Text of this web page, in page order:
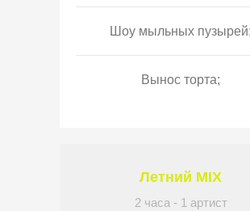
Шоу мыльных пузырей;
Вынос торта;
Летний MIX
2 часа - 1 артист